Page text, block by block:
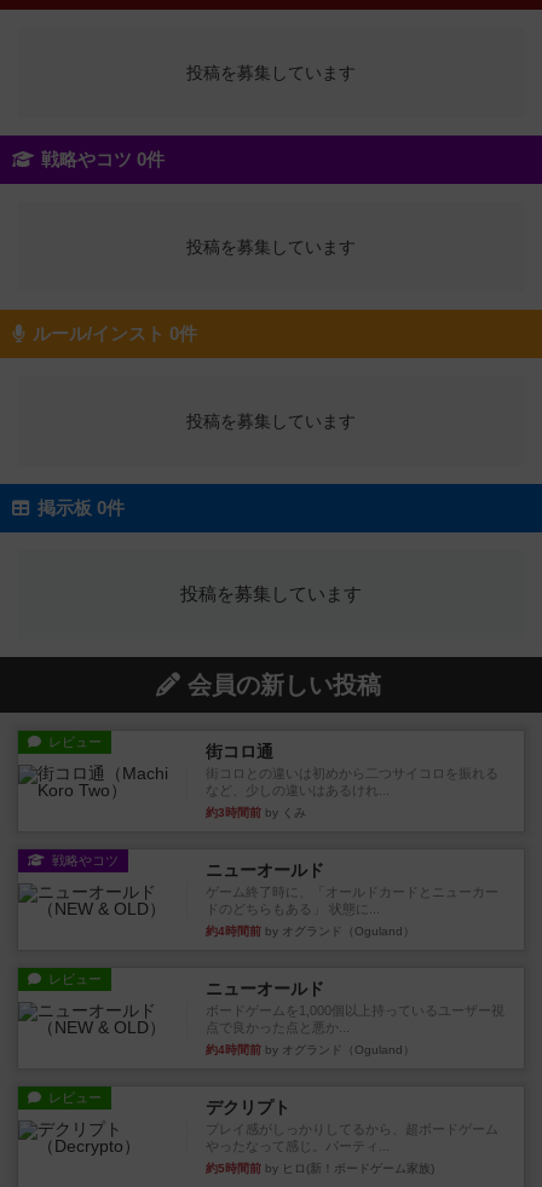
投稿を募集しています
戦略やコツ 0件
投稿を募集しています
ルール/インスト 0件
投稿を募集しています
掲示板 0件
投稿を募集しています
会員の新しい投稿
レビュー 街コロ通
街コロとの違いは初めから二つサイコロを振れる
など、少しの違いはあるけれ...
約3時間前 by くみ
戦略やコツ ニューオールド
ゲーム終了時に、「オールドカードとニューカー
ドのどちらもある」 状態に...
約4時間前 by オグランド（Oguland）
レビュー ニューオールド
ボードゲームを1,000個以上持っているユーザー視
点で良かった点と悪か...
約4時間前 by オグランド（Oguland）
レビュー デクリプト
プレイ感がしっかりしてるから、超ボードゲーム
やったなって感じ。パーティ...
約5時間前 by ヒロ(新！ボードゲーム家族)